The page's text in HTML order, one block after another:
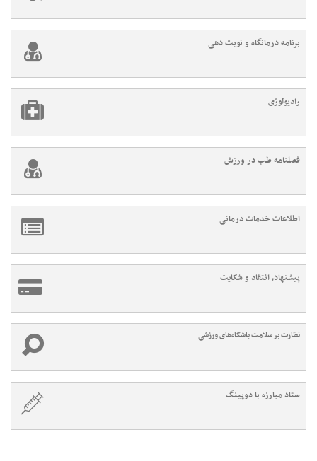
برنامه درمانگاه و نوبت دهی
رادیولوژی
فصلنامه طب در ورزش
اطلاعات خدمات درمانی
پیشنهاد، انتقاد و شکایت
نظارت بر سلامت باشگاه‌های ورزشی
ستاد مبارزه با دوپینگ